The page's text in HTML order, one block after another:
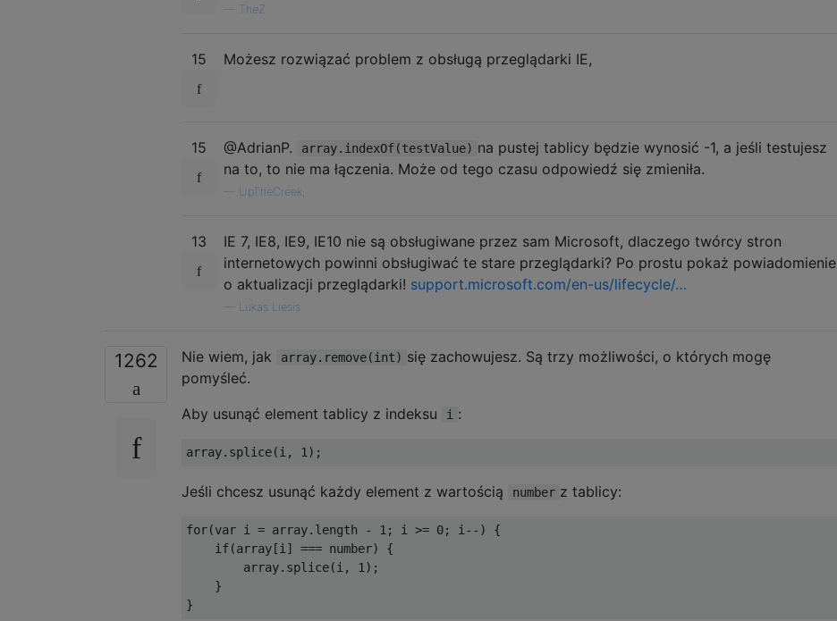
TheZ
15 Możesz rozwiązać problem z obsługą przeglądarki IE,
15 @AdrianP. array.indexOf(testValue) na pustej tablicy będzie wynosić -1, a jeśli testujesz
na to, to nie ma łączenia. Może od tego czasu odpowiedź się zmieniła.
UpTheCreek,
13
IE 7, IE8, IE9, IE10 nie są obsługiwane przez sam Microsoft, dlaczego twórcy stron
internetowych powinni obsługiwać te stare przeglądarki? Po prostu pokaż powiadomienie
o aktualizacji przeglądarki! support.microsoft.com/en-us/lifecycle/…
Lukas Liesis
1262 Nie wiem, jak array.remove(int) się zachowujesz. Są trzy możliwości, o których mogę
pomyśleć.
Aby usunąć element tablicy z indeksu
i :
array. splice(i , 1 );
Jeśli chcesz usunąć każdy element z wartością number z tablicy:
for(var i = array. length - 1 ; i >= 0; i --)
{
if(array[i ] === number)
{
        array
. splice(i , 1 );
}
}